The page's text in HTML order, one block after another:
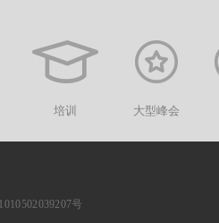
培训 大型峰会
号